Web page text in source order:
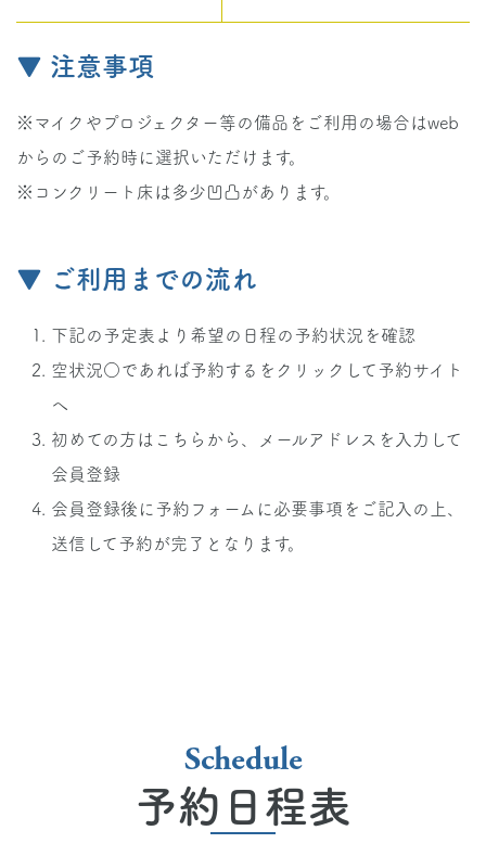
▼ 注意事項
※マイクやプロジェクター等の備品をご利用の場合はweb
からのご予約時に選択いただけます。
※コンクリート床は多少凹凸があります。
▼ ご利用までの流れ
下記の予定表より希望の日程の予約状況を確認
空状況○であれば予約するをクリックして予約サイト
へ
初めての方はこちらから、メールアドレスを入力して
会員登録
会員登録後に予約フォームに必要事項をご記入の上、
送信して予約が完了となります。
Schedule
予約日程表